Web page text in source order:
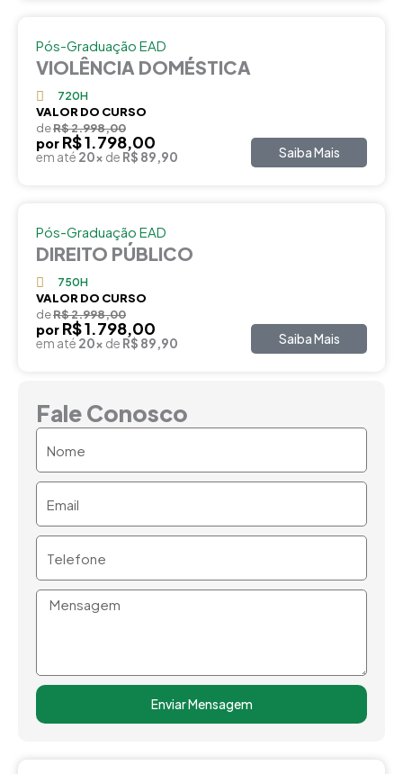
Pós-Graduação EAD
VIOLÊNCIA DOMÉSTICA
720H
VALOR DO CURSO
deR$ 2.998,00
por R$ 1.798,00
em até 20x de R$ 89,90 Saiba Mais
Pós-Graduação EAD
DIREITO PÚBLICO
750H
VALOR DO CURSO
deR$ 2.998,00
por R$ 1.798,00
em até 20x de R$ 89,90 Saiba Mais
Fale Conosco
Mensagem
Enviar Mensagem